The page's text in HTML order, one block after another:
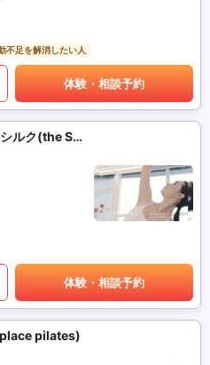
不足を解消したい人
体験・相談予約
マシンピラティススタジオ ザ･シルク(the SILK)
体験・相談予約
pilates)